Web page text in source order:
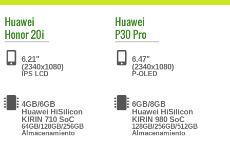
Huawei
Honor 20i
6.21"
(2340x1080)
IPS LCD
4GB/6GB
Huawei HiSilicon
KIRIN 710 SoC
64GB/128GB/256GB
Almacenamiento
Huawei
P30 Pro
6.47"
(2340x1080)
P-OLED
6GB/8GB
Huawei HiSilicon
KIRIN 980 SoC
128GB/256GB/512GB
Almacenamiento